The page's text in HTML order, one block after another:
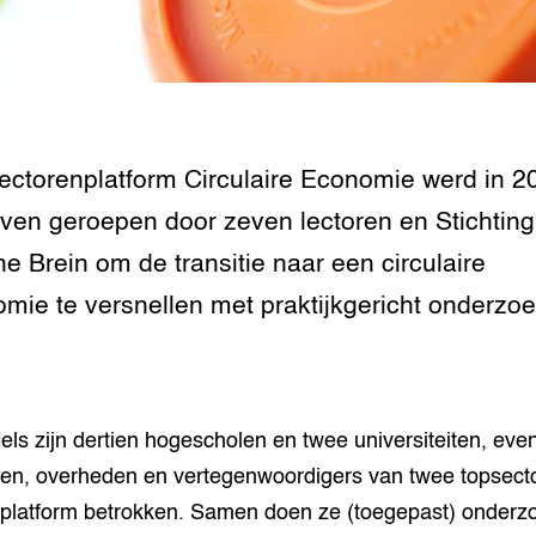
en infra
Aanpakken
Pigs
en
diversiteit
Circulaire Economie werd in
geroepen door zeven lectoren en
Brein om de transitie naar een circulaire
te versnellen met praktijkgericht
zijn dertien hogescholen en twee universiteiten,
overheden en vertegenwoordigers van twee
betrokken. Samen doen ze (toegepast)